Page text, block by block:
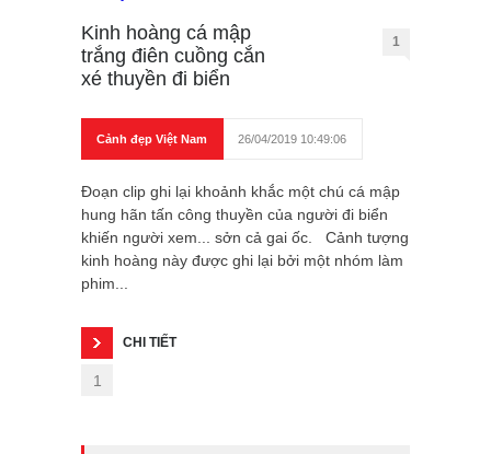
Kinh hoàng cá mập
trắng điên cuồng cắn
xé thuyền đi biển
1
Cảnh đẹp Việt Nam 26/04/2019 10:49:06
Đoạn clip ghi lại khoảnh khắc một chú cá mập
hung hãn tấn công thuyền của người đi biển
khiến người xem... sởn cả gai ốc. Cảnh tượng
kinh hoàng này được ghi lại bởi một nhóm làm
phim...
CHI TIẾT
1